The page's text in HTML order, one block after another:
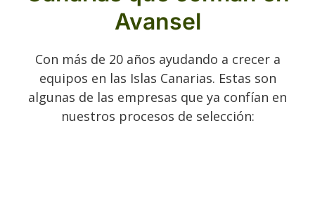
Avansel
Con más de 20 años ayudando a crecer a
equipos en las Islas Canarias. Estas son
algunas de las empresas que ya confían en
nuestros procesos de selección: